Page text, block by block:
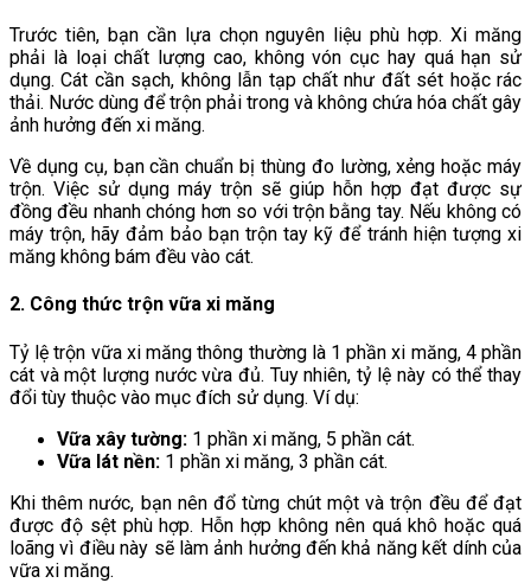
Trước tiên, bạn cần lựa chọn nguyên liệu phù hợp. Xi măng
phải là loại chất lượng cao, không vón cục hay quá hạn sử
dụng. Cát cần sạch, không lẫn tạp chất như đất sét hoặc rác
thải. Nước dùng để trộn phải trong và không chứa hóa chất gây
ảnh hưởng đến xi măng.
Về dụng cụ, bạn cần chuẩn bị thùng đo lường, xẻng hoặc máy
trộn. Việc sử dụng máy trộn sẽ giúp hỗn hợp đạt được sự
đồng đều nhanh chóng hơn so với trộn bằng tay. Nếu không có
máy trộn, hãy đảm bảo bạn trộn tay kỹ để tránh hiện tượng xi
măng không bám đều vào cát.
2. Công thức trộn vữa xi măng
Tỷ lệ trộn vữa xi măng thông thường là 1 phần xi măng, 4 phần
cát và một lượng nước vừa đủ. Tuy nhiên, tỷ lệ này có thể thay
đổi tùy thuộc vào mục đích sử dụng. Ví dụ:
Vữa xây tường: 1 phần xi măng, 5 phần cát.
Vữa lát nền: 1 phần xi măng, 3 phần cát.
Khi thêm nước, bạn nên đổ từng chút một và trộn đều để đạt
được độ sệt phù hợp. Hỗn hợp không nên quá khô hoặc quá
loãng vì điều này sẽ làm ảnh hưởng đến khả năng kết dính của
vữa xi măng.